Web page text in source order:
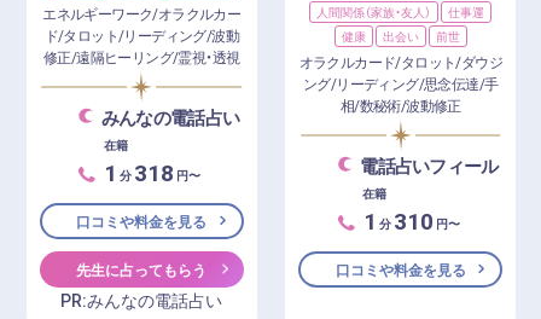
エネルギーワーク/オラクルカー
ド/タロット/リーディング/波動
修正/遠隔ヒーリング/霊視・透視
みんなの電話占い
在籍
1 分 318 円〜
口コミや料金を見る
先生に占ってもらう
PR:みんなの電話占い
人間関係（家族・友人）
仕事運
健康
出会い 前世
オラクルカード/タロット/ダウジ
ング/リーディング/思念伝達/手
相/数秘術/波動修正
電話占いフィール
在籍
1 分 310 円〜
口コミや料金を見る